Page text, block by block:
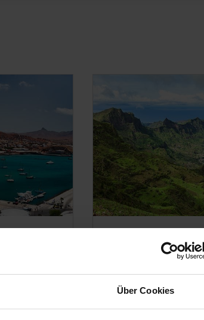
Über Cookies
Kapverdische
Inselhopping für
Entdecke die touristisch
Natur der Kapverden!